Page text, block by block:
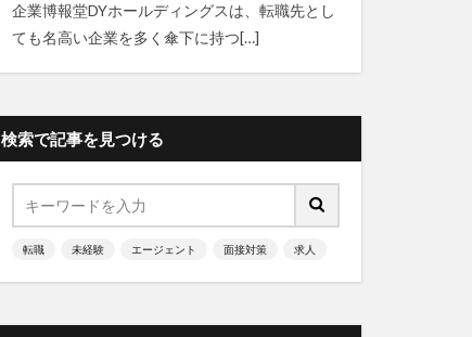
企業博報堂DYホールディングスは、転職先とし
ても名高い企業を多く傘下に持つ[…]
検索で記事を見つける
転職 未経験 エージェント 面接対策 求人